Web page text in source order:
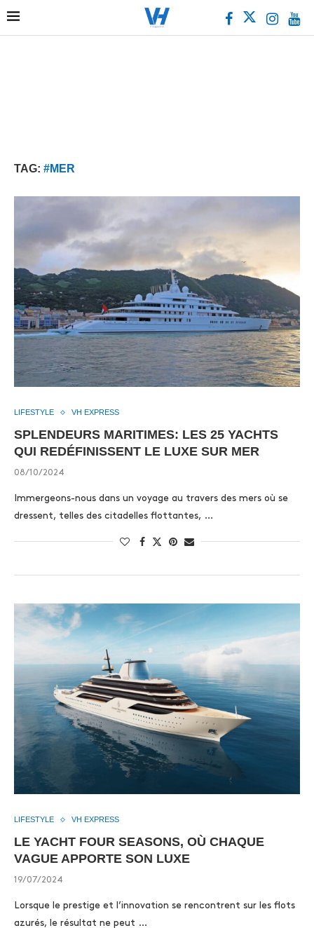
TAG: #MER
LIFESTYLE VH EXPRESS
SPLENDEURS MARITIMES: LES 25 YACHTS
QUI REDÉFINISSENT LE LUXE SUR MER
08/10/2024
Immergeons-nous dans un voyage au travers des mers où se
dressent, telles des citadelles flottantes, …
LIFESTYLE VH EXPRESS
LE YACHT FOUR SEASONS, OÙ CHAQUE
VAGUE APPORTE SON LUXE
19/07/2024
Lorsque le prestige et l’innovation se rencontrent sur les flots
azurés, le résultat ne peut …